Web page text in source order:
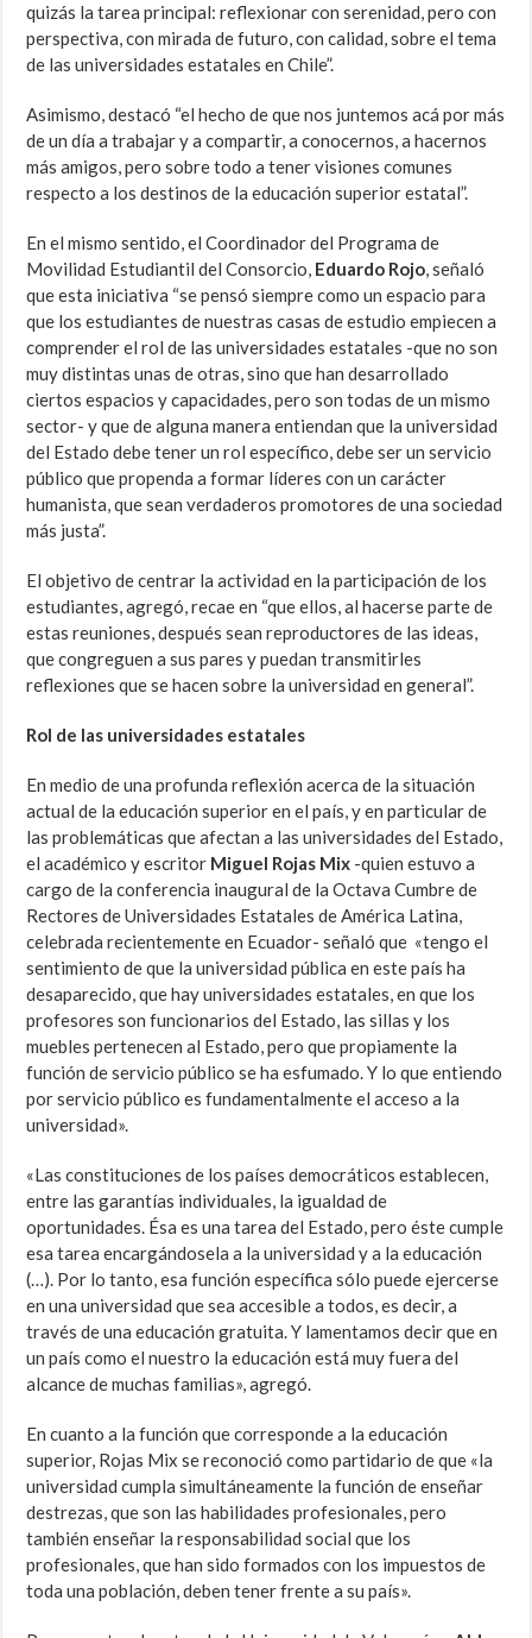
quizás la tarea principal: reflexionar con serenidad, pero con
perspectiva, con mirada de futuro, con calidad, sobre el tema
de las universidades estatales en Chile”.
Asimismo, destacó “el hecho de que nos juntemos acá por más
de un día a trabajar y a compartir, a conocernos, a hacernos
más amigos, pero sobre todo a tener visiones comunes
respecto a los destinos de la educación superior estatal”.
En el mismo sentido, el Coordinador del Programa de
Movilidad Estudiantil del Consorcio, Eduardo Rojo, señaló
que esta iniciativa “se pensó siempre como un espacio para
que los estudiantes de nuestras casas de estudio empiecen a
comprender el rol de las universidades estatales -que no son
muy distintas unas de otras, sino que han desarrollado
ciertos espacios y capacidades, pero son todas de un mismo
sector- y que de alguna manera entiendan que la universidad
del Estado debe tener un rol específico, debe ser un servicio
público que propenda a formar líderes con un carácter
humanista, que sean verdaderos promotores de una sociedad
más justa”.
El objetivo de centrar la actividad en la participación de los
estudiantes, agregó, recae en “que ellos, al hacerse parte de
estas reuniones, después sean reproductores de las ideas,
que congreguen a sus pares y puedan transmitirles
reflexiones que se hacen sobre la universidad en general”.
Rol de las universidades estatales
En medio de una profunda reflexión acerca de la situación
actual de la educación superior en el país, y en particular de
las problemáticas que afectan a las universidades del Estado,
el académico y escritor Miguel Rojas Mix -quien estuvo a
cargo de la conferencia inaugural de la Octava Cumbre de
Rectores de Universidades Estatales de América Latina,
celebrada recientemente en Ecuador- señaló que «tengo el
sentimiento de que la universidad pública en este país ha
desaparecido, que hay universidades estatales, en que los
profesores son funcionarios del Estado, las sillas y los
muebles pertenecen al Estado, pero que propiamente la
función de servicio público se ha esfumado. Y lo que entiendo
por servicio público es fundamentalmente el acceso a la
universidad».
«Las constituciones de los países democráticos establecen,
entre las garantías individuales, la igualdad de
oportunidades. Ésa es una tarea del Estado, pero éste cumple
esa tarea encargándosela a la universidad y a la educación
(…). Por lo tanto, esa función específica sólo puede ejercerse
en una universidad que sea accesible a todos, es decir, a
través de una educación gratuita. Y lamentamos decir que en
un país como el nuestro la educación está muy fuera del
alcance de muchas familias», agregó.
En cuanto a la función que corresponde a la educación
superior, Rojas Mix se reconoció como partidario de que «la
universidad cumpla simultáneamente la función de enseñar
destrezas, que son las habilidades profesionales, pero
también enseñar la responsabilidad social que los
profesionales, que han sido formados con los impuestos de
toda una población, deben tener frente a su país».